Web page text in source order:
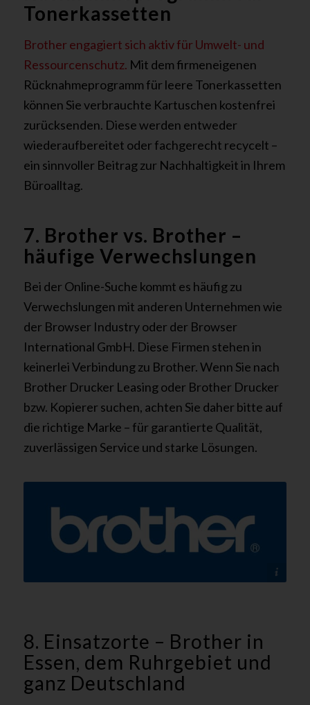
Tonerkassetten
Brother engagiert sich aktiv für Umwelt- und
Ressourcenschutz. Mit dem firmeneigenen
Rücknahmeprogramm für leere Tonerkassetten
können Sie verbrauchte Kartuschen kostenfrei
zurücksenden. Diese werden entweder
wiederaufbereitet oder fachgerecht recycelt –
ein sinnvoller Beitrag zur Nachhaltigkeit in Ihrem
Büroalltag.
7. Brother vs. Brother –
häufige Verwechslungen
Bei der Online-Suche kommt es häufig zu
Verwechslungen mit anderen Unternehmen wie
der Browser Industry oder der Browser
International GmbH. Diese Firmen stehen in
keinerlei Verbindung zu Brother. Wenn Sie nach
Brother Drucker Leasing oder Brother Drucker
bzw. Kopierer suchen, achten Sie daher bitte auf
die richtige Marke – für garantierte Qualität,
zuverlässigen Service und starke Lösungen.
8. Einsatzorte – Brother in
Essen, dem Ruhrgebiet und
ganz Deutschland